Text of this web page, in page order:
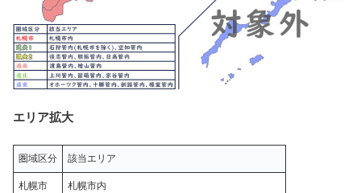
エリア拡大
圏域区分 該当エリア
札幌市 札幌市内